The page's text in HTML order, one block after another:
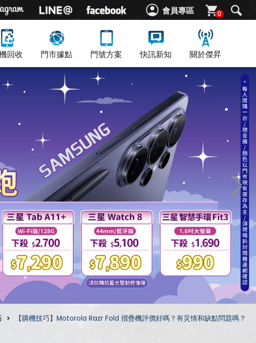
會員專區 0
回收 門市據點 門號方案 快訊新知 關於傑昇
【購機技巧】Motorola Razr Fold 摺疊機評價好嗎？有災情和缺點問題嗎？